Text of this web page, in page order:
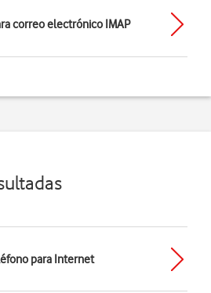
correo electrónico IMAP
para Internet